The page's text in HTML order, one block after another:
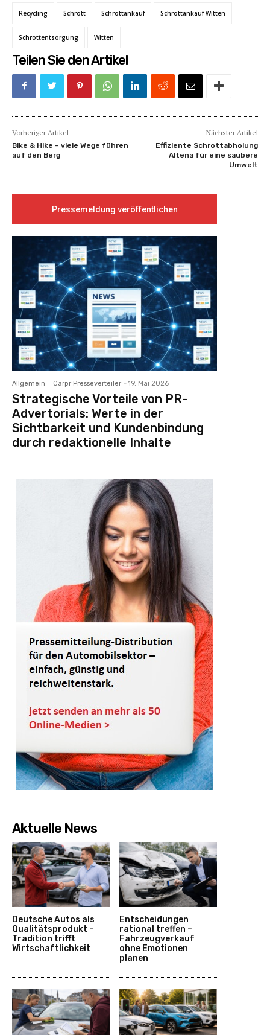
Recycling Schrott Schrottankauf Schrottankauf Witten
Schrottentsorgung Witten
Teilen Sie den Artikel
Vorheriger Artikel
Bike & Hike – viele Wege führen
auf den Berg
Nächster Artikel
Effiziente Schrottabholung
Altena für eine saubere
Umwelt
Pressemeldung veröffentlichen
Allgemein Carpr Presseverteiler - 19. Mai 2026
Strategische Vorteile von PR-
Advertorials: Werte in der
Sichtbarkeit und Kundenbindung
durch redaktionelle Inhalte
Aktuelle News
Deutsche Autos als
Qualitätsprodukt –
Tradition trifft
Wirtschaftlichkeit
Entscheidungen
rational treffen –
Fahrzeugverkauf
ohne Emotionen
planen